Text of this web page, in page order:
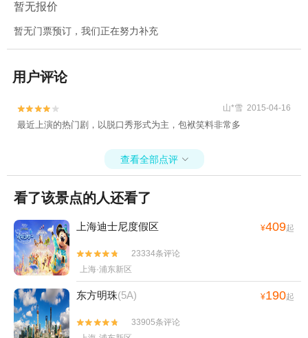
暂无报价
暂无门票预订，我们正在努力补充
用户评论

 山*雪 2015-04-16
最近上演的热门剧，以脱口秀形式为主，包袱笑料非常多
查看全部点评 
看了该景点的人还看了
上海迪士尼度假区 ¥409起


23334条评论
上海·浦东新区
东方明珠(5A) ¥190起


33905条评论